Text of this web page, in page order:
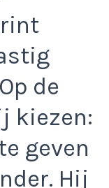
de
kiezen:
geven
Hij